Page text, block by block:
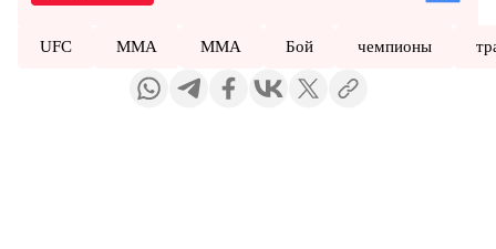
UFC MMA ММА Бой чемпионы